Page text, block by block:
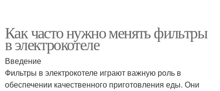
Как часто нужно менять фильтры
в электрокотеле
Введение
Фильтры в электрокотеле играют важную роль в
обеспечении качественного приготовления еды. Они